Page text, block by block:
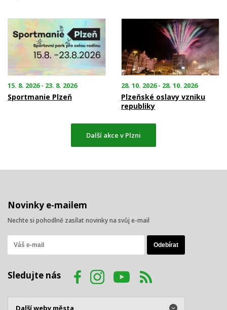
15. 8. 2026 - 23. 8. 2026
Sportmanie Plzeň
28. 10. 2026 - 28. 10. 2026
Plzeňské oslavy vzniku
republiky
Další akce v Plzni
Novinky e-mailem
Nechte si pohodlně zasílat novinky na svůj e-mail
Sledujte nás